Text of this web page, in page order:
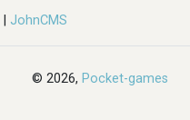
JohnCMS
© 2026, Pocket-games